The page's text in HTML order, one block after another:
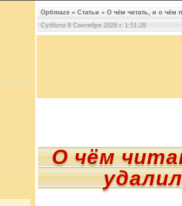
Optimaze » Статьи » О чём читать, и о чём
Суббота 8 Сентября 2026 г. 1:51:29
О чём